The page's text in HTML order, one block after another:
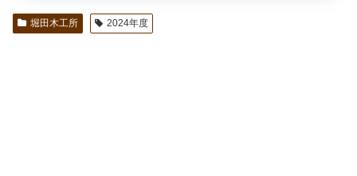
堀田木工所 2024年度